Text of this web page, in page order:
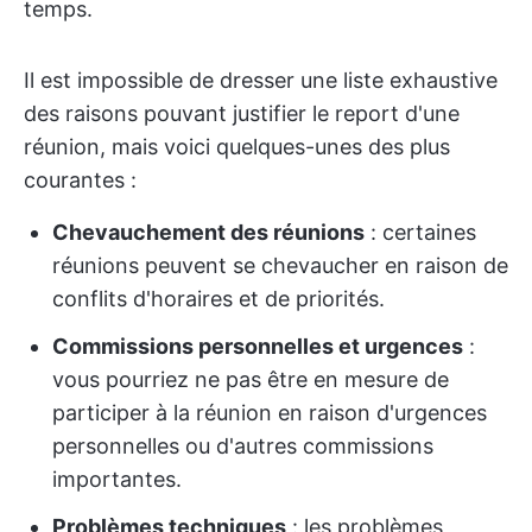
temps.
Il est impossible de dresser une liste exhaustive
des raisons pouvant justifier le report d'une
réunion, mais voici quelques-unes des plus
courantes :
Chevauchement des réunions : certaines
réunions peuvent se chevaucher en raison de
conflits d'horaires et de priorités.
Commissions personnelles et urgences :
vous pourriez ne pas être en mesure de
participer à la réunion en raison d'urgences
personnelles ou d'autres commissions
importantes.
Problèmes techniques : les problèmes